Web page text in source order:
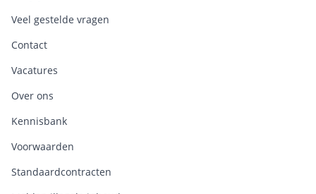
Veel gestelde vragen
Contact
Vacatures
Over ons
Kennisbank
Voorwaarden
Standaardcontracten